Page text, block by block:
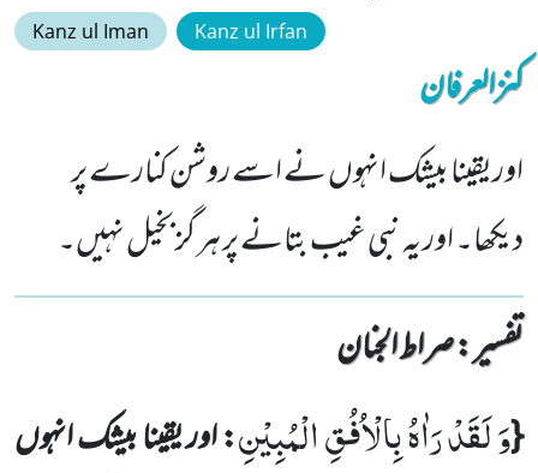
Kanz ul Iman Kanz ul Irfan
کنزالعرفان
اوریقینا بیشک انہوں نے اسے روشن کنارے پر
دیکھا۔ اور یہ نبی غیب بتانے پر ہر گز بخیل نہیں۔
تفسیر : ‎صراط الجنان
{وَ لَقَدْ رَاٰهُ بِالْاُفُقِ الْمُبِیْنِ: اور یقینا بیشک انہوں